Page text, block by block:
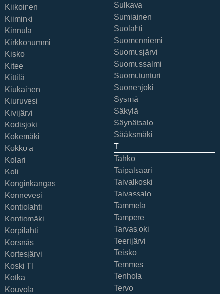
Kiikoinen
Kiiminki
Kinnula
Kirkkonummi
Kisko
Kitee
Kittilä
Kiukainen
Kiuruvesi
Kivijärvi
Kodisjoki
Kokemäki
Kokkola
Kolari
Koli
Konginkangas
Konnevesi
Kontiolahti
Kontiomäki
Korpilahti
Korsnäs
Kortesjärvi
Koski Tl
Kotka
Kouvola
Sulkava
Sumiainen
Suolahti
Suomenniemi
Suomusjärvi
Suomussalmi
Suomutunturi
Suonenjoki
Sysmä
Säkylä
Säynätsalo
Sääksmäki
T
Tahko
Taipalsaari
Taivalkoski
Taivassalo
Tammela
Tampere
Tarvasjoki
Teerijärvi
Teisko
Temmes
Tenhola
Tervo